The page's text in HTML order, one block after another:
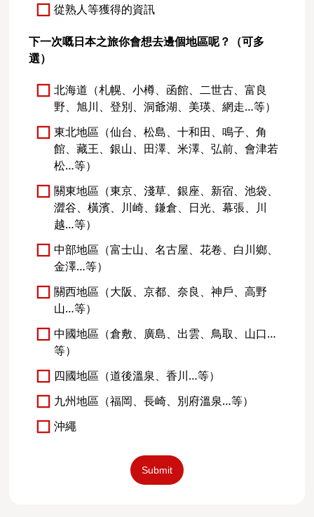
從熟人等獲得的資訊
下一次嘅日本之旅你會想去邊個地區呢？（可多
選）
北海道（札幌、小樽、函館、二世古、富良
野、旭川、登別、洞爺湖、美瑛、網走…等）
東北地區（仙台、松島、十和田、鳴子、角
館、藏王、銀山、田澤、米澤、弘前、會津若
松…等）
關東地區（東京、淺草、銀座、新宿、池袋、
澀谷、橫濱、川崎、鎌倉、日光、幕張、川
越…等）
中部地區（富士山、名古屋、花卷、白川鄉、
金澤…等）
關西地區（大阪、京都、奈良、神戶、高野
山…等）
中國地區（倉敷、廣島、出雲、鳥取、山口…
等）
四國地區（道後溫泉、香川…等）
九州地區（福岡、長崎、別府溫泉…等）
沖繩